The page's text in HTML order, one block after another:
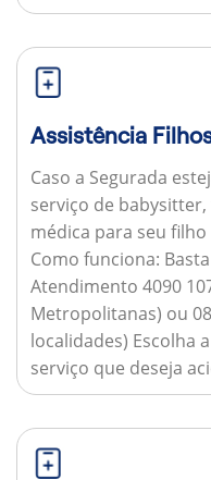
Assistência
Caso a Segurada
serviço de
médica para seu
Como funciona:
Atendimento 4090
Metropolitanas) ou
localidades) Escolha
serviço que deseja